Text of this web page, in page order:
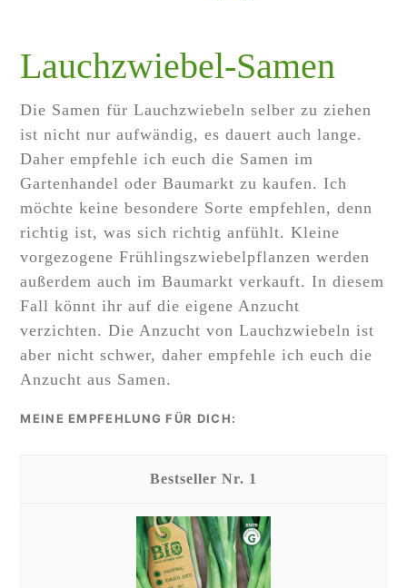
Lauchzwiebel-Samen
Die Samen für Lauchzwiebeln selber zu ziehen
ist nicht nur aufwändig, es dauert auch lange.
Daher empfehle ich euch die Samen im
Gartenhandel oder Baumarkt zu kaufen. Ich
möchte keine besondere Sorte empfehlen, denn
richtig ist, was sich richtig anfühlt. Kleine
vorgezogene Frühlingszwiebelpflanzen werden
außerdem auch im Baumarkt verkauft. In diesem
Fall könnt ihr auf die eigene Anzucht
verzichten. Die Anzucht von Lauchzwiebeln ist
aber nicht schwer, daher empfehle ich euch die
Anzucht aus Samen.
1